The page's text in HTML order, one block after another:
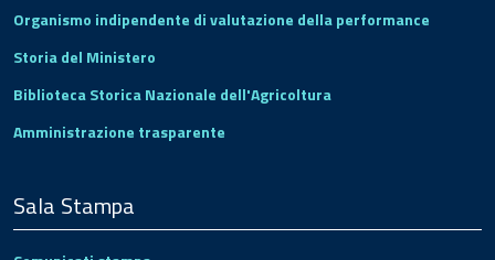
Organismo indipendente di valutazione della performance
Storia del Ministero
Biblioteca Storica Nazionale dell'Agricoltura
Amministrazione trasparente
Sala Stampa